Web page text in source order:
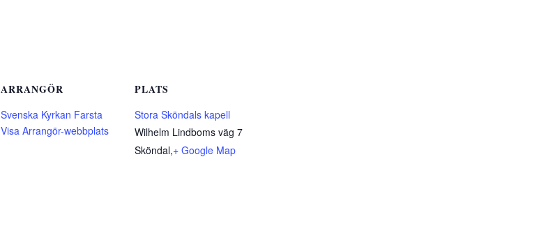
ARRANGÖR
Svenska Kyrkan Farsta
Visa Arrangör-webbplats
PLATS
Stora Sköndals kapell
Wilhelm Lindboms väg 7
Sköndal,+ Google Map